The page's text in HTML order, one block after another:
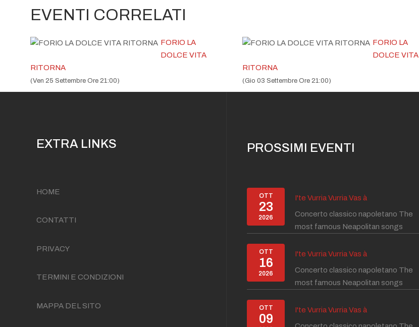
EVENTI CORRELATI
FORIO LA
DOLCE VITA
RITORNA
(Ven 25 Settembre Ore 21:00)
FORIO LA
DOLCE VITA
RITORNA
(Gio 03 Settembre Ore 21:00)
EXTRA LINKS
HOME
CONTATTI
PRIVACY
TERMINI E CONDIZIONI
MAPPA DEL SITO
PROSSIMI EVENTI
OTT
23
2026
I'te Vurria Vurria Vas à
Concerto classico napoletano The
most famous Neapolitan songs
OTT
16
2026
I'te Vurria Vurria Vas à
Concerto classico napoletano The
most famous Neapolitan songs
OTT
09
I'te Vurria Vurria Vas à